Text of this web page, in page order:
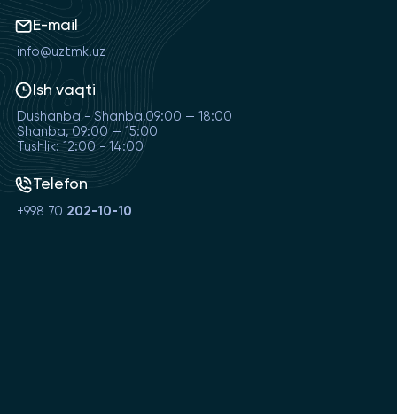
E-mail
info@uztmk.uz
Ish vaqti
Dushanba - Shanba,09:00 — 18:00
Shanba, 09:00 — 15:00
Tushlik: 12:00 - 14:00
Telefon
+998 70 202-10-10